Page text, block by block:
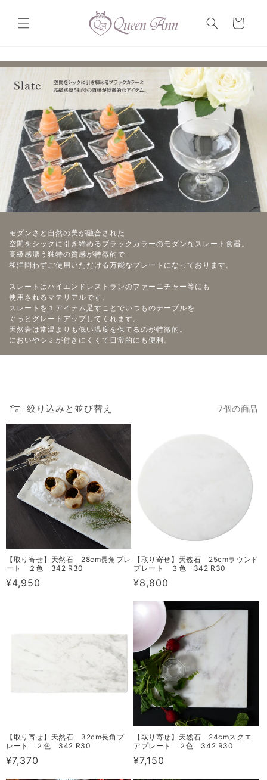
進む
ー
モダンさと自然の美が融合された
空間をシックに引き締めるブラックカラーのモダンなスレート食器。
高級感漂う独特の質感が特徴的で
和洋問わずご使用いただける万能なプレートになっております。
スレートはハイエンドレストランのファーニチャー等にも
使用されるマテリアルです。
スレートを１アイテム足すことでいつものテーブルを
ぐっとグレートアップしてくれます。
天然岩は常温よりも低い温度を保てるのが特徴的。
においやシミが付きにくくて日常的にも便利。
絞り込みと並び替え 7個の商品
【取り寄せ】天然石 28cm長角プレ
ート ２色 342 R30
通
¥4,950
【取り寄せ】天然石 25cmラウンド
プレート ３色 342 R30
通
格
¥8,800
【取り寄せ】天然石 32cm長角プ
レート ２色 342 R30
通
¥7,370
【取り寄せ】天然石 24cmスクエ
アプレート ２色 342 R30
通
¥7,150